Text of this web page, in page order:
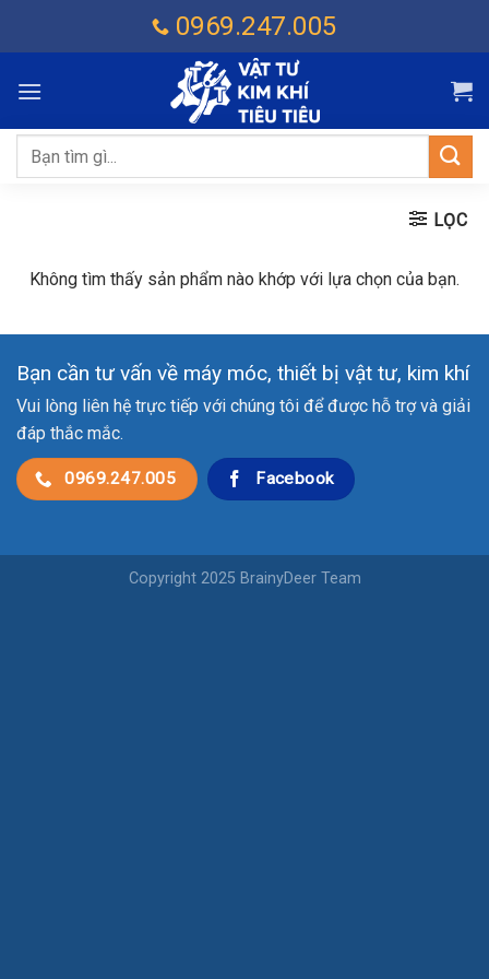
dung
0969.247.005
Tìm
kiếm:
LỌC
Không tìm thấy sản phẩm nào khớp với lựa chọn của bạn.
Bạn cần tư vấn về máy móc, thiết bị vật tư, kim khí
Vui lòng liên hệ trực tiếp với chúng tôi để được hỗ trợ và giải
đáp thắc mắc.
0969.247.005 Facebook
Copyright 2025 BrainyDeer Team